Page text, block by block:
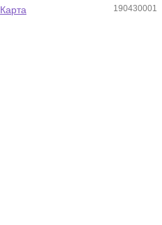
Карта 190430001